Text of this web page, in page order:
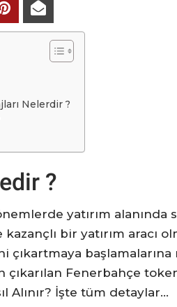
Nelerdir ?
?
yatırım alanında
bir yatırım aracı
çıkarılan Fenerbahçe
Alınır? İşte tüm detaylar…